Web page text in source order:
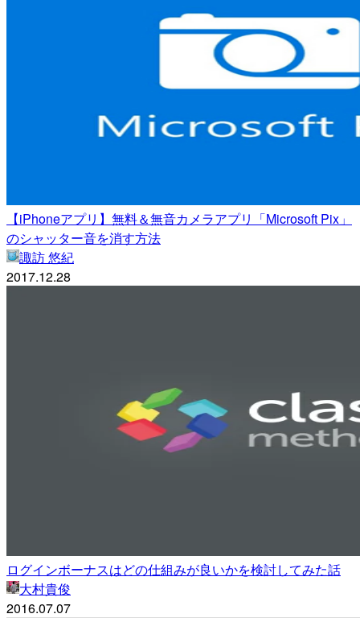
【iPhoneアプリ】無料＆無音カメラアプリ「Microsoft Pix」
のシャッター音を消す方法
諏訪 悠紀
2017.12.28
ログインボーナスはどの仕組みが良いかを検討してみた話
大村貴俊
2016.07.07